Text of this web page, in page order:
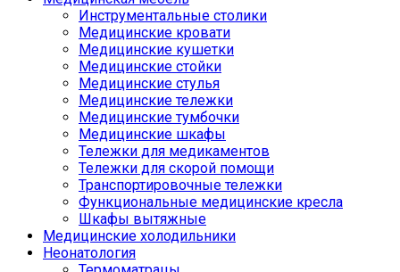
Инструментальные столики
Медицинские кровати
Медицинские кушетки
Медицинские стойки
Медицинские стулья
Медицинские тележки
Медицинские тумбочки
Медицинские шкафы
Тележки для медикаментов
Тележки для скорой помощи
Транспортировочные тележки
Функциональные медицинские кресла
Шкафы вытяжные
Медицинские холодильники
Неонатология